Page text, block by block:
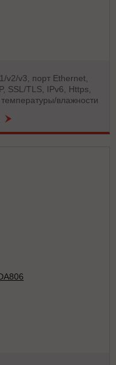
v3, порт Ethernet,
SSL/TLS, IPv6, Https,
влажности